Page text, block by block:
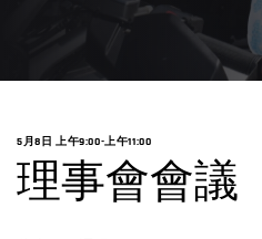
5月8日 上午9:00-上午11:00
理事會會議